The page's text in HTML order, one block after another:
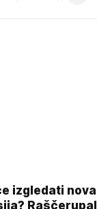
izgledati nova